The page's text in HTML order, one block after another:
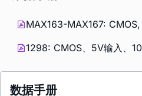
MAX163-MAX167:
1298: CMOS、5V输入、
数据手册